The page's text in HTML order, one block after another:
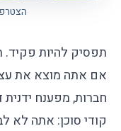
תפסיק להיות פקיד.
אם אתה מוצא את
חברות, מפענח
קודי סוכן: אתה לא